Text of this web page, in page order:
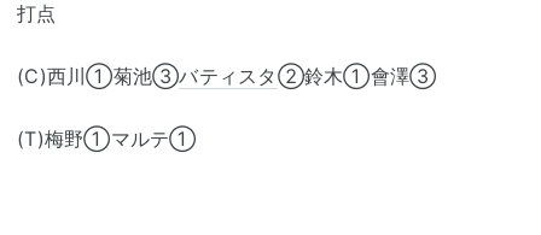
打点
(C)西川①菊池③バティスタ ②鈴木①會澤③
(T)梅野①マルテ①